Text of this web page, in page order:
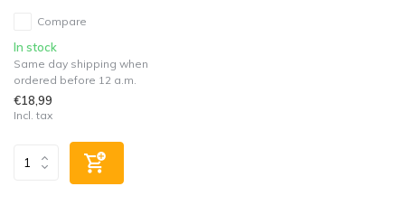
Compare
In stock
Same day shipping when
ordered before 12 a.m.
€18,99
Incl. tax